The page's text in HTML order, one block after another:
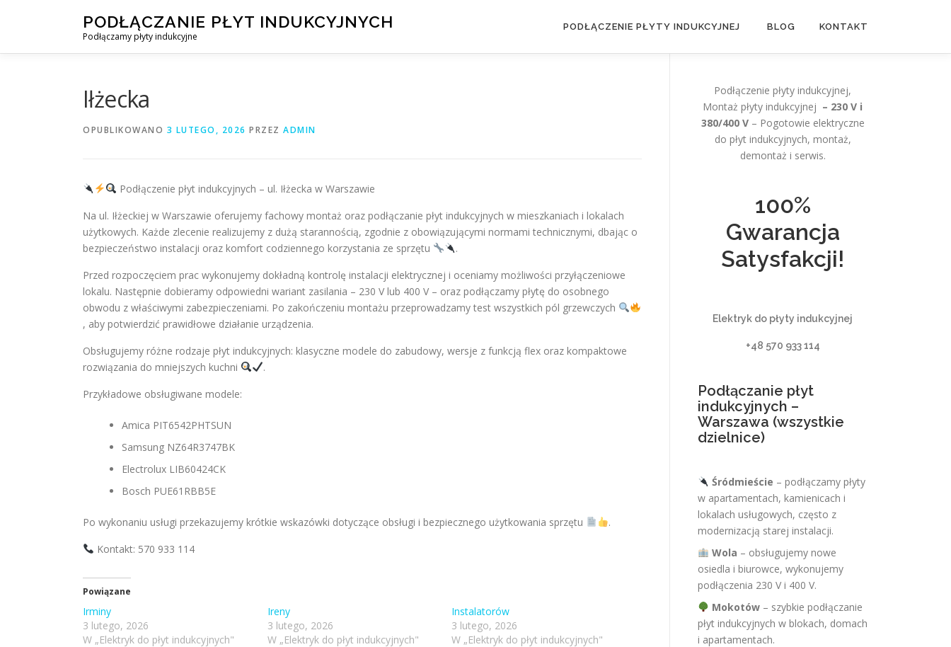
PODŁĄCZANIE PŁYT INDUKCYJNYCH
Podłączamy płyty indukcyjne
PODŁĄCZENIE PŁYTY INDUKCYJNEJ BLOG KONTAKT
Iłżecka
OPUBLIKOWANO 3 LUTEGO, 2026 PRZEZ ADMIN
Podłączenie płyt indukcyjnych – ul. Iłżecka w Warszawie
Na ul. Iłżeckiej w Warszawie oferujemy fachowy montaż oraz podłączanie płyt indukcyjnych w mieszkaniach i lokalach
użytkowych. Każde zlecenie realizujemy z dużą starannością, zgodnie z obowiązującymi normami technicznymi, dbając o
bezpieczeństwo instalacji oraz komfort codziennego korzystania ze sprzętu
.
Przed rozpoczęciem prac wykonujemy dokładną kontrolę instalacji elektrycznej i oceniamy możliwości przyłączeniowe
lokalu. Następnie dobieramy odpowiedni wariant zasilania – 230 V lub 400 V – oraz podłączamy płytę do osobnego
obwodu z właściwymi zabezpieczeniami. Po zakończeniu montażu przeprowadzamy test wszystkich pól grzewczych
, aby potwierdzić prawidłowe działanie urządzenia.
Obsługujemy różne rodzaje płyt indukcyjnych: klasyczne modele do zabudowy, wersje z funkcją flex oraz kompaktowe
rozwiązania do mniejszych kuchni
.
Przykładowe obsługiwane modele:
Amica PIT6542PHTSUN
Samsung NZ64R3747BK
Electrolux LIB60424CK
Bosch PUE61RBB5E
Po wykonaniu usługi przekazujemy krótkie wskazówki dotyczące obsługi i bezpiecznego użytkowania sprzętu
.
Kontakt: 570 933 114
Powiązane
Irminy
3 lutego, 2026
W „Elektryk do płyt indukcyjnych"
Ireny
3 lutego, 2026
W „Elektryk do płyt indukcyjnych"
Instalatorów
3 lutego, 2026
W „Elektryk do płyt indukcyjnych"
Podłączenie płyty indukcyjnej,
Montaż płyty indukcyjnej – 230 V i
380/400 V– Pogotowie elektryczne
do płyt indukcyjnych, montaż,
demontaż i serwis.
100%
Gwarancja
Satysfakcji!
Elektryk do płyty indukcyjnej
+48 570 933 114
Podłączanie płyt
indukcyjnych –
Warszawa (wszystkie
dzielnice)
Śródmieście – podłączamy płyty
w apartamentach, kamienicach i
lokalach usługowych, często z
modernizacją starej instalacji.
Wola – obsługujemy nowe
osiedla i biurowce, wykonujemy
podłączenia 230 V i 400 V.
Mokotów– szybkie podłączanie
płyt indukcyjnych w blokach, domach
i apartamentach.